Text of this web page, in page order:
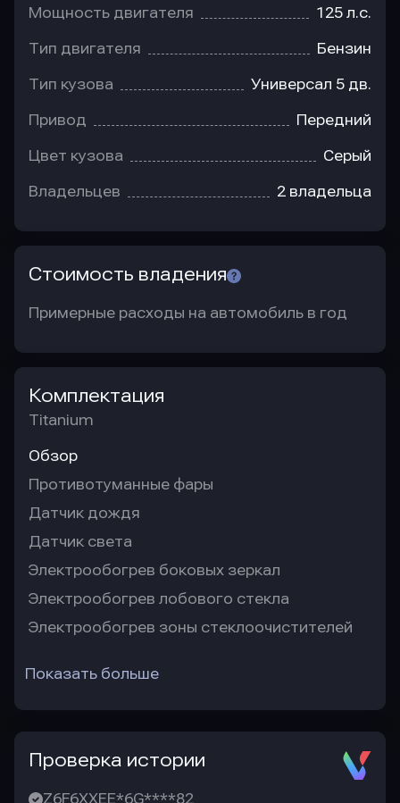
Мощность двигателя 125 л.с.
Тип двигателя Бензин
Тип кузова Универсал 5 дв.
Привод Передний
Цвет кузова Серый
Владельцев 2 владельца
Стоимость владения
Примерные расходы на автомобиль в год
Комплектация
Titanium
Обзор
Противотуманные фары
Датчик дождя
Датчик света
Электрообогрев боковых зеркал
Электрообогрев лобового стекла
Электрообогрев зоны стеклоочистителей
Показать больше
Проверка истории
Z6F6XXEE*6G****82